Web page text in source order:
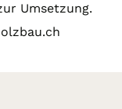
Umsetzung.